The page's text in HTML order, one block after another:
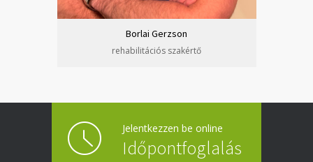
Borlai Gerzson
rehabilitációs szakértő
Jelentkezzen be online
Időpontfoglalás